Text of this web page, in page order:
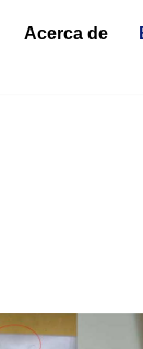
Acerca de